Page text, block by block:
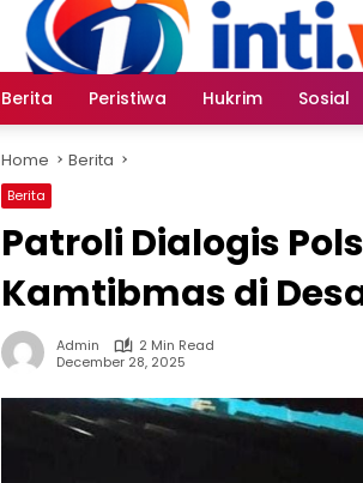
Berita
Peristiwa Hukrim Sosial
Home Berita
Berita
Patroli Dialogis
Kamtibmas di
Admin
2 Min Read
December 28, 2025